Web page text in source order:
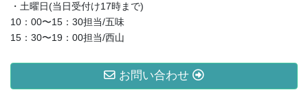
・土曜日(当日受付け17時まで)
10：00〜15：30担当/五味
15：30〜19：00担当/西山
お問い合わせ